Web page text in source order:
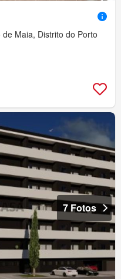
Maia, Distrito do Porto
7 Fotos